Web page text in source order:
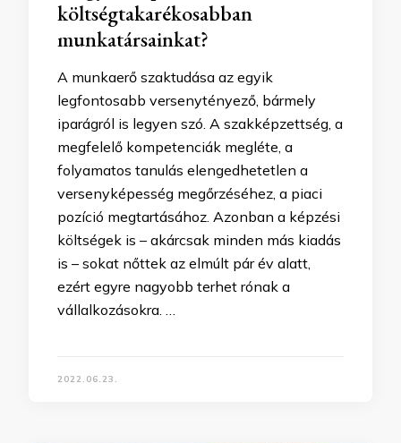
költségtakarékosabban
munkatársainkat?
A munkaerő szaktudása az egyik
legfontosabb versenytényező, bármely
iparágról is legyen szó. A szakképzettség, a
megfelelő kompetenciák megléte, a
folyamatos tanulás elengedhetetlen a
versenyképesség megőrzéséhez, a piaci
pozíció megtartásához. Azonban a képzési
költségek is – akárcsak minden más kiadás
is – sokat nőttek az elmúlt pár év alatt,
ezért egyre nagyobb terhet rónak a
vállalkozásokra. …
2022.06.23.